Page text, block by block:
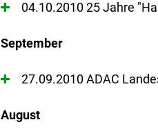
04.10.2010 25 Jahre
September
27.09.2010 ADAC
August